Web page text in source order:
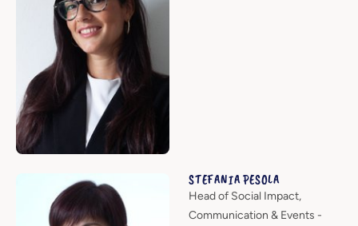
STEFANIA PESOLA
Head of Social Impact,
Communication & Events -